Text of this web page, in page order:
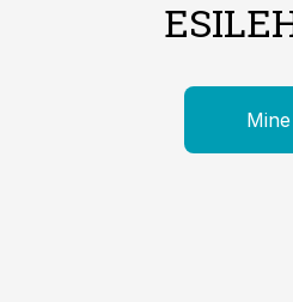
Mine